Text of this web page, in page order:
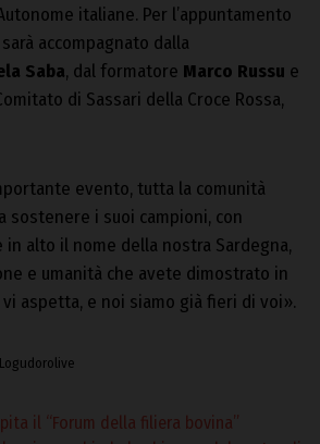
italiane. Per l’appuntamento
accompagnato dalla
Saba, dal formatore Marco Russu e
di Sassari della Croce Rossa,
evento, tutta la comunità
sostenere i suoi campioni, con
in alto il nome della nostra Sardegna,
e umanità che avete dimostrato in
aspetta, e noi siamo già fieri di voi».
il “Forum della filiera bovina”